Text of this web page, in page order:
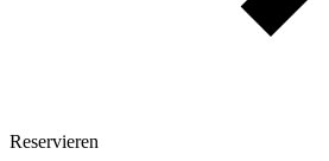
Reservieren